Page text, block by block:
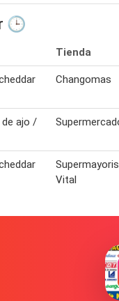
🕒
Tienda
Changomas
de ajo /
Vital